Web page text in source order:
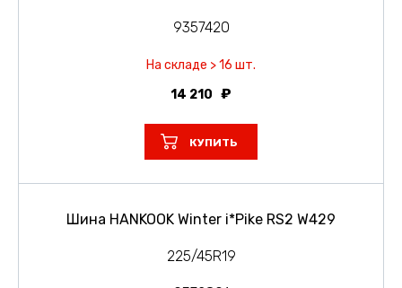
9357420
На складе > 16 шт.
14 210
КУПИТЬ
Шина HANKOOK Winter i*Pike RS2 W429
225/45R19